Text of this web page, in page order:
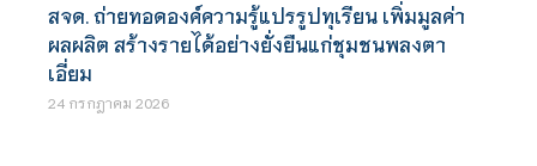
สจด. ถ่ายทอดองค์ความรู้แปรรูปทุเรียน เพิ่มมูลค่า
ผลผลิต สร้างรายได้อย่างยั่งยืนแก่ชุมชนพลงตา
เอี่ยม
24 กรกฎาคม 2026